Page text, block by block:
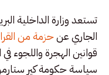
تستعد وزارة الداخلية
الجاري عنحزمة من
قوانين الهجرة واللجوء
سياسة حكومة كير ستارمر